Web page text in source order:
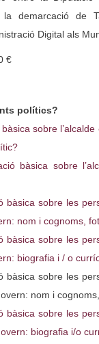
la demarcació de
Digital als
€
polítics?
sobre l’alcalde
bàsica sobre
bàsica sobre les
nom i cognoms,
bàsica sobre les
biografia i / o
sobre les
nom i
bàsica sobre les
biografia i/o